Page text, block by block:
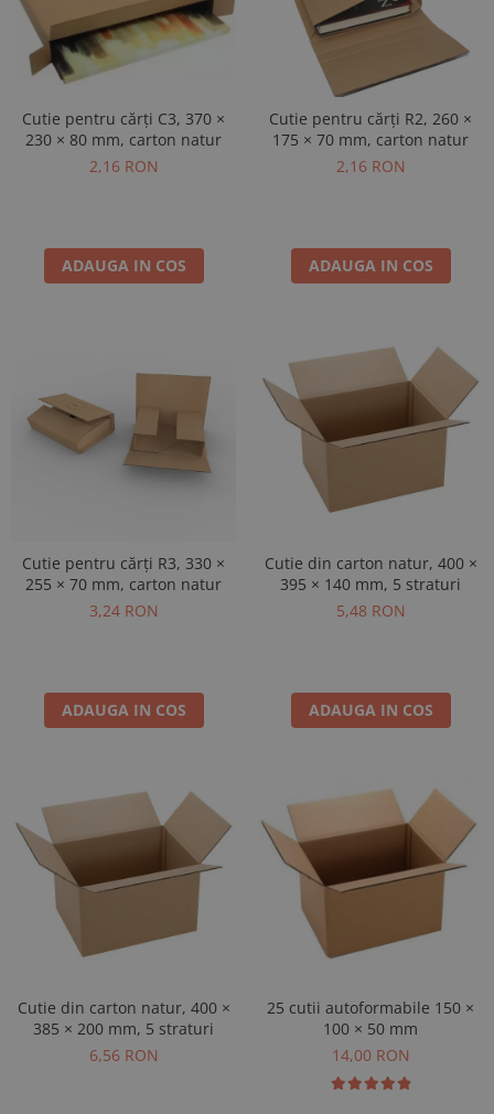
Cutie pentru cărți C3, 370 ×
230 × 80 mm, carton natur
2,16 RON
ADAUGA IN COS
Cutie pentru cărți R2, 260 ×
175 × 70 mm, carton natur
2,16 RON
ADAUGA IN COS
Cutie pentru cărți R3, 330 ×
255 × 70 mm, carton natur
3,24 RON
ADAUGA IN COS
Cutie din carton natur, 400 ×
395 × 140 mm, 5 straturi
5,48 RON
ADAUGA IN COS
Cutie din carton natur, 400 ×
385 × 200 mm, 5 straturi
6,56 RON
25 cutii autoformabile 150 ×
100 × 50 mm
14,00 RON